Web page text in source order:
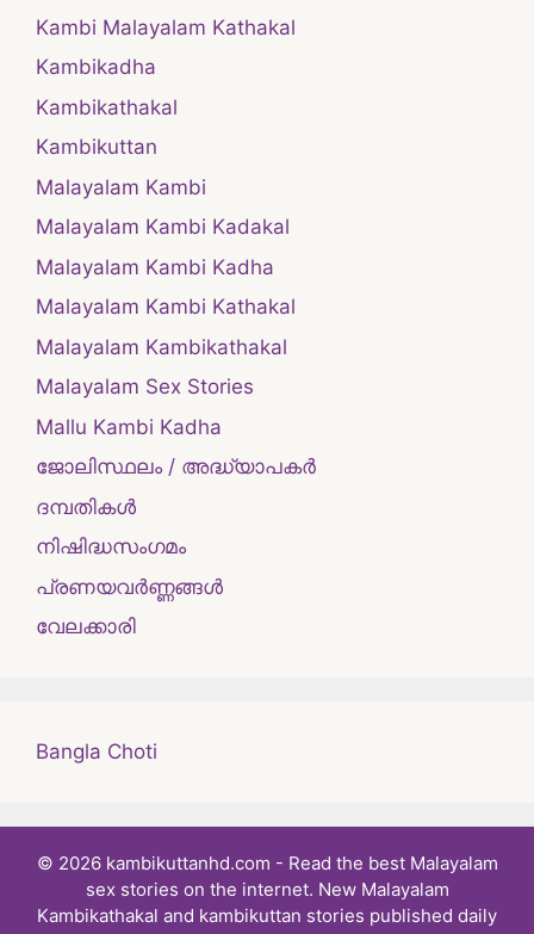
Kambi Malayalam Kathakal
Kambikadha
Kambikathakal
Kambikuttan
Malayalam Kambi
Malayalam Kambi Kadakal
Malayalam Kambi Kadha
Malayalam Kambi Kathakal
Malayalam Kambikathakal
Malayalam Sex Stories
Mallu Kambi Kadha
ജോലിസ്ഥലം / അദ്ധ്യാപകർ
ദമ്പതികള്‍
നിഷിദ്ധസംഗമം
പ്രണയവർണ്ണങ്ങൾ
വേലക്കാരി
Bangla Choti
© 2026 kambikuttanhd.com - Read the best Malayalam
sex stories on the internet. New Malayalam
Kambikathakal and kambikuttan stories published daily